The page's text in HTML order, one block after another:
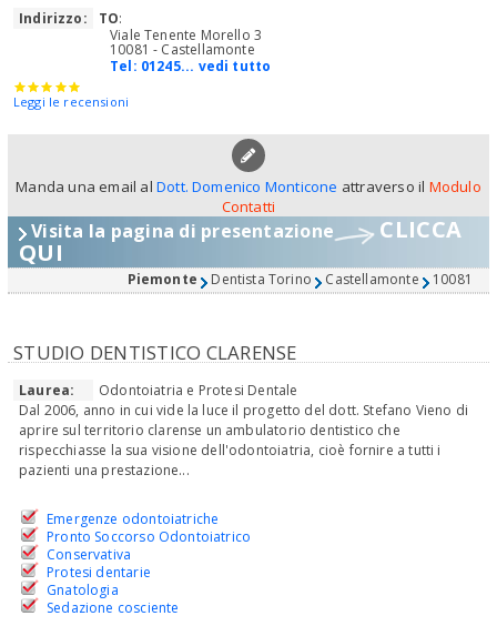
Indirizzo:
TO:
Viale Tenente Morello 3
10081 - Castellamonte
Tel: 01245... vedi tutto
Leggi le recensioni
Manda una email al Dott. Domenico Monticone attraverso il Modulo
Contatti
Visita la pagina di presentazione CLICCA
QUI
Piemonte Dentista Torino Castellamonte 10081
STUDIO DENTISTICO CLARENSE
Laurea:
Odontoiatria e Protesi Dentale
Dal 2006, anno in cui vide la luce il progetto del dott. Stefano Vieno di
aprire sul territorio clarense un ambulatorio dentistico che
rispecchiasse la sua visione dell'odontoiatria, cioè fornire a tutti i
pazienti una prestazione...
Emergenze odontoiatriche
Pronto Soccorso Odontoiatrico
Conservativa
Protesi dentarie
Gnatologia
Sedazione cosciente